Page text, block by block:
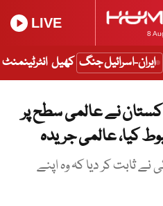
8
LIVE
ایران-اسرائیل جنگ کھیل انٹرٹینمنٹ
نے عالمی سطح پر
کیا، عالمی جریدہ
نے ثابت کر دیا کہ وہ اپنے